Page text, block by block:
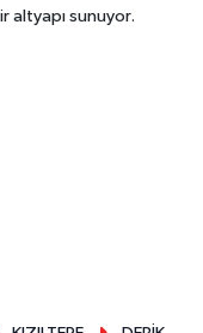
altyapı sunuyor.